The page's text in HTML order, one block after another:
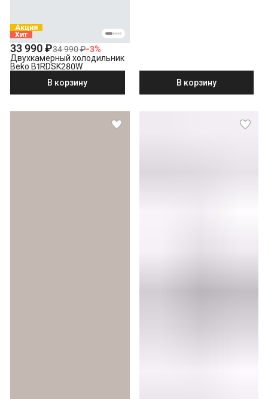
Акция
Хит
33 990 ₽34 990 ₽−3%
Двухкамерный холодильник
Beko B1RDSK280W
В корзину
В корзину